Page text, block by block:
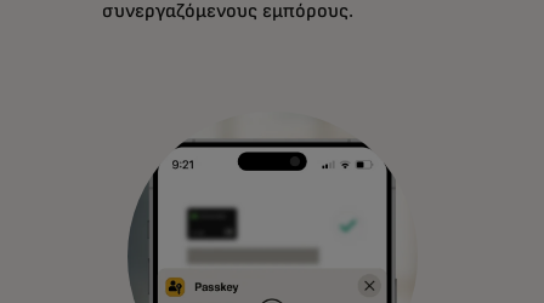
συνεργαζόμενους εμπόρους.